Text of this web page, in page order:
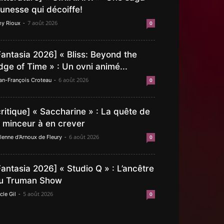
qui décoiffe!
Rioux - 7 août 2026 0
2026] « Bliss: Beyond the
of Time » : Un ovni animé...
François Croteau - 6 août 2026 0
« Saccharine » : La quête de
minceur à en crever
d'Arnoux de Fleury - 6 août 2026 0
2026] « Studio Q » : L’ancêtre
Truman Show
Gil - 5 août 2026 0